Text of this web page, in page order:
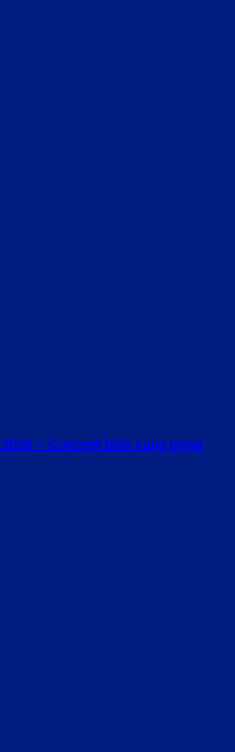
– Concept biển sang trọng